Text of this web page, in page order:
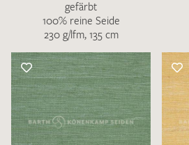
gefärbt
100% reine Seide
230 g/lfm, 135 cm